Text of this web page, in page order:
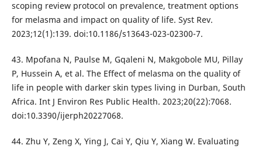
scoping review protocol on prevalence, treatment options
for melasma and impact on quality of life. Syst Rev.
2023;12(1):139. doi:10.1186/s13643-023-02300-7.
43. Mpofana N, Paulse M, Gqaleni N, Makgobole MU, Pillay
P, Hussein A, et al. The Effect of melasma on the quality of
life in people with darker skin types living in Durban, South
Africa. Int J Environ Res Public Health. 2023;20(22):7068.
doi:10.3390/ijerph20227068.
44. Zhu Y, Zeng X, Ying J, Cai Y, Qiu Y, Xiang W. Evaluating